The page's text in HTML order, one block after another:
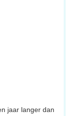
jaar langer dan